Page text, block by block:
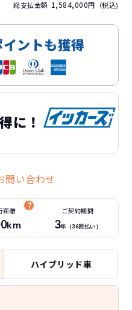
総支払金額 1,584,000円（税込)
ントも獲得
に！
問い合わせ
距離
km
ご契約期間
3年（36回払い）
ハイブリッド車